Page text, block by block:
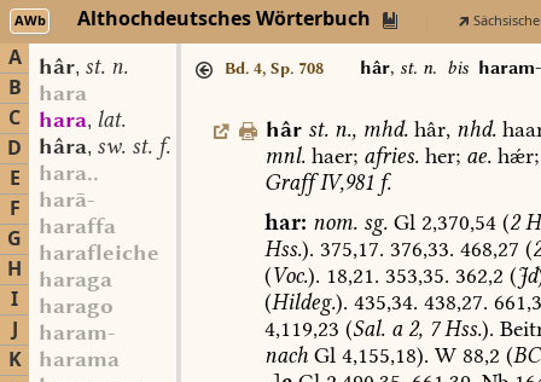
AWb Althochdeutsches Wörterbuch
A
B
C
D
E
F
G
H
I
J
K
hâr, st. n.
hara
hara, lat.
hâra, sw. st. f.
hara..
harā-
haraffa
harafleiche
haraga
harago
haram-
harama
Bd. 4, Sp. 708 hâr, st. n. bis haram-
hâr st. n., mhd. hâr, nhd.
mnl. haer; afries.her; ae.hǽr;
GraffIV,981f.
har: nom.sg.Gl2,370,54(2
Hss.). 375,17. 376,33. 468,27 (2
(Voc.). 18,21. 353,35. 362,2 (Jd
(Hildeg.). 435,34. 438,27.
4,119,23 (Sal.a2,7Hss.).
nachGl4,155,18). W88,2 (